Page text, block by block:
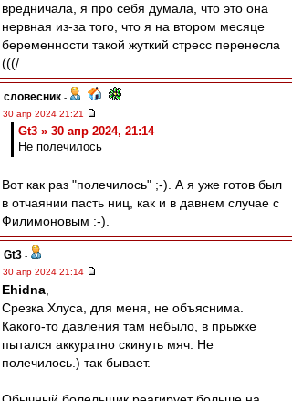
вредничала, я про себя думала, что это она
нервная из-за того, что я на втором месяце
беременности такой жуткий стресс перенесла
(((/
словесник -
30 апр 2024 21:21
Gt3 » 30 апр 2024, 21:14
Не полечилось
Вот как раз "полечилось" ;-). А я уже готов был
в отчаянии пасть ниц, как и в давнем случае с
Филимоновым :-).
Gt3 -
30 апр 2024 21:14
Ehidna
Срезка Хлуса, для меня, не объяснима.
Какого-то давления там небыло, в прыжке
пытался аккуратно скинуть мяч. Не
полечилось.) так бывает.